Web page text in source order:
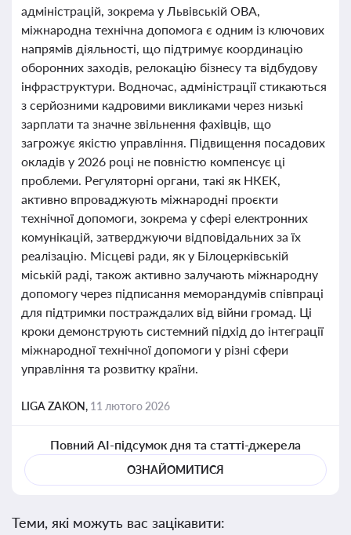
адміністрацій, зокрема у Львівській ОВА,
міжнародна технічна допомога є одним із ключових
напрямів діяльності, що підтримує координацію
оборонних заходів, релокацію бізнесу та відбудову
інфраструктури. Водночас, адміністрації стикаються
з серйозними кадровими викликами через низькі
зарплати та значне звільнення фахівців, що
загрожує якістю управління. Підвищення посадових
окладів у 2026 році не повністю компенсує ці
проблеми. Регуляторні органи, такі як НКЕК,
активно впроваджують міжнародні проєкти
технічної допомоги, зокрема у сфері електронних
комунікацій, затверджуючи відповідальних за їх
реалізацію. Місцеві ради, як у Білоцерківській
міській раді, також активно залучають міжнародну
допомогу через підписання меморандумів співпраці
для підтримки постраждалих від війни громад. Ці
кроки демонструють системний підхід до інтеграції
міжнародної технічної допомоги у різні сфери
управління та розвитку країни.
LIGA ZAKON, 11 лютого 2026
Повний AI-підсумок дня та статті-джерела
ОЗНАЙОМИТИСЯ
Теми, які можуть вас зацікавити: